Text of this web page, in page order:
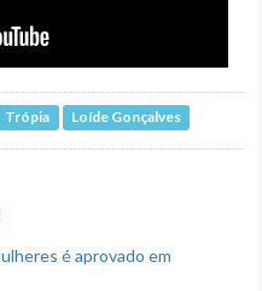
Trópia Loíde Gonçalves
é aprovado em